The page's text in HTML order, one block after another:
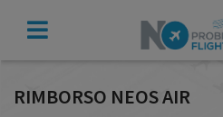
RIMBORSO NEOS AIR